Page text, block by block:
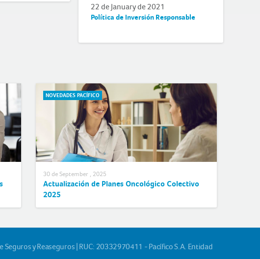
22 de January de 2021
Política de Inversión Responsable
NOVEDADES PACÍFICO
30 de September , 2025
Actualización de Planes Oncológico Colectivo
2025
y Reaseguros | RUC: 20332970411 - Pacífico S.A. Entidad